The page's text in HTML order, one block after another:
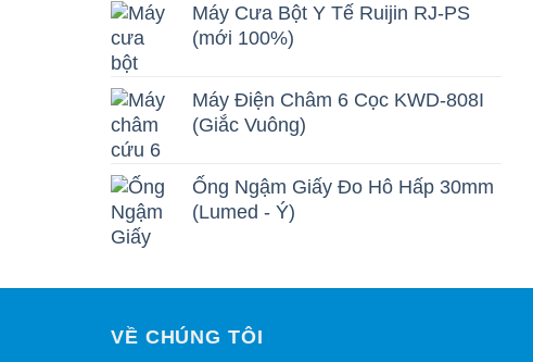
Máy Cưa Bột Y Tế Ruijin RJ-PS
(mới 100%)
Máy Điện Châm 6 Cọc KWD-808I
(Giắc Vuông)
Ống Ngậm Giấy Đo Hô Hấp 30mm
(Lumed - Ý)
VỀ CHÚNG TÔI